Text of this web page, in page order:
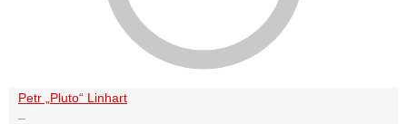
Petr „Pluto“ Linhart
–